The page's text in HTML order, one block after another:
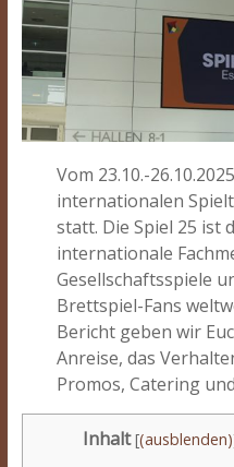
Vom 23.10.-
internationalen
statt. Die Spiel 25 ist
internationale
Gesellschaftsspiele
Brettspiel-Fans
Bericht geben wir
Anreise, das
Promos, Catering
Inhalt [(ausblenden)